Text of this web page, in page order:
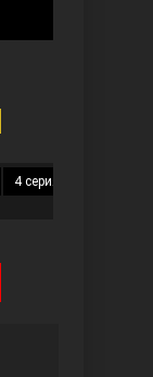
4 серия